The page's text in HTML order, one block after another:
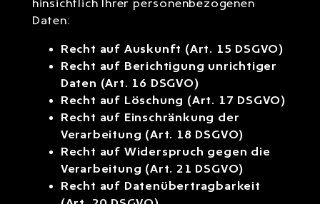
hinsichtlich Ihrer personenbezogenen
Daten:
Recht auf Auskunft (Art. 15 DSGVO)
Recht auf Berichtigung unrichtiger
Daten (Art. 16 DSGVO)
Recht auf Löschung (Art. 17 DSGVO)
Recht auf Einschränkung der
Verarbeitung (Art. 18 DSGVO)
Recht auf Widerspruch gegen die
Verarbeitung (Art. 21 DSGVO)
Recht auf Datenübertragbarkeit